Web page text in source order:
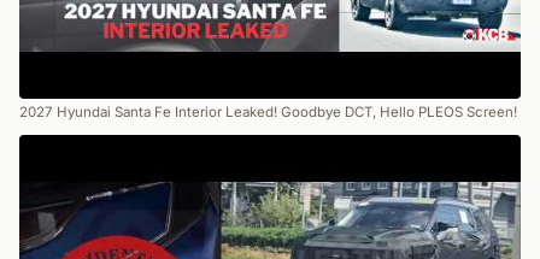
2027 Hyundai Santa Fe Interior Leaked! Goodbye DCT, Hello PLEOS Screen!